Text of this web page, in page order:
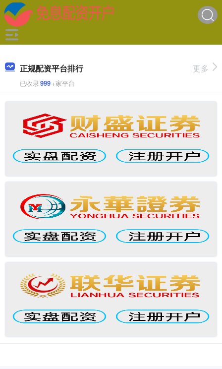
正规配资平台排行
已收录999+家平台
更多